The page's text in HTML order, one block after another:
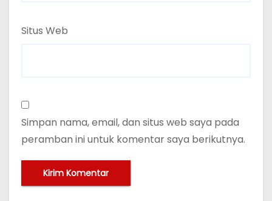
Situs Web
Simpan nama, email, dan situs web saya pada
peramban ini untuk komentar saya berikutnya.